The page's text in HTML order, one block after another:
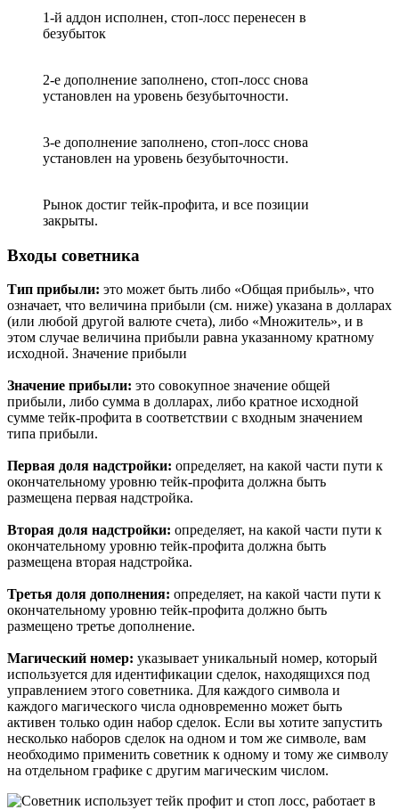
1-й аддон исполнен, стоп-лосс перенесен в
безубыток
2-е дополнение заполнено, стоп-лосс снова
установлен на уровень безубыточности.
3-е дополнение заполнено, стоп-лосс снова
установлен на уровень безубыточности.
Рынок достиг тейк-профита, и все позиции
закрыты.
Входы советника
Тип прибыли: это может быть либо «Общая прибыль», что
означает, что величина прибыли (см. ниже) указана в долларах
(или любой другой валюте счета), либо «Множитель», и в
этом случае величина прибыли равна указанному кратному
исходной. Значение прибыли
Значение прибыли: это совокупное значение общей
прибыли, либо сумма в долларах, либо кратное исходной
сумме тейк-профита в соответствии с входным значением
типа прибыли.
Первая доля надстройки: определяет, на какой части пути к
окончательному уровню тейк-профита должна быть
размещена первая надстройка.
Вторая доля надстройки: определяет, на какой части пути к
окончательному уровню тейк-профита должна быть
размещена вторая надстройка.
Третья доля дополнения: определяет, на какой части пути к
окончательному уровню тейк-профита должно быть
размещено третье дополнение.
Магический номер: указывает уникальный номер, который
используется для идентификации сделок, находящихся под
управлением этого советника. Для каждого символа и
каждого магического числа одновременно может быть
активен только один набор сделок. Если вы хотите запустить
несколько наборов сделок на одном и том же символе, вам
необходимо применить советник к одному и тому же символу
на отдельном графике с другим магическим числом.